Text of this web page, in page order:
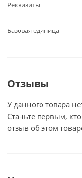
Реквизиты
Базовая единица
Отзывы
У данного товара
Станьте первым,
отзыв об этом